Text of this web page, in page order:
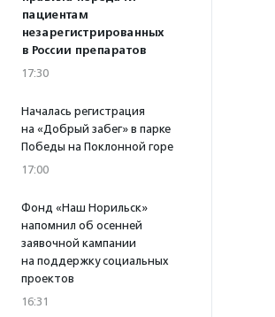
пациентам
незарегистрированных
в России препаратов
17:30
Началась регистрация
на «Добрый забег» в парке
Победы на Поклонной горе
17:00
Фонд «Наш Норильск»
напомнил об осенней
заявочной кампании
на поддержку социальных
проектов
16:31